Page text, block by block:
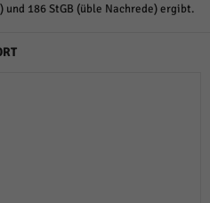
und 186 StGB (üble Nachrede) ergibt.